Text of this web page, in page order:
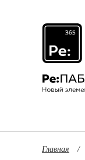
Главная /